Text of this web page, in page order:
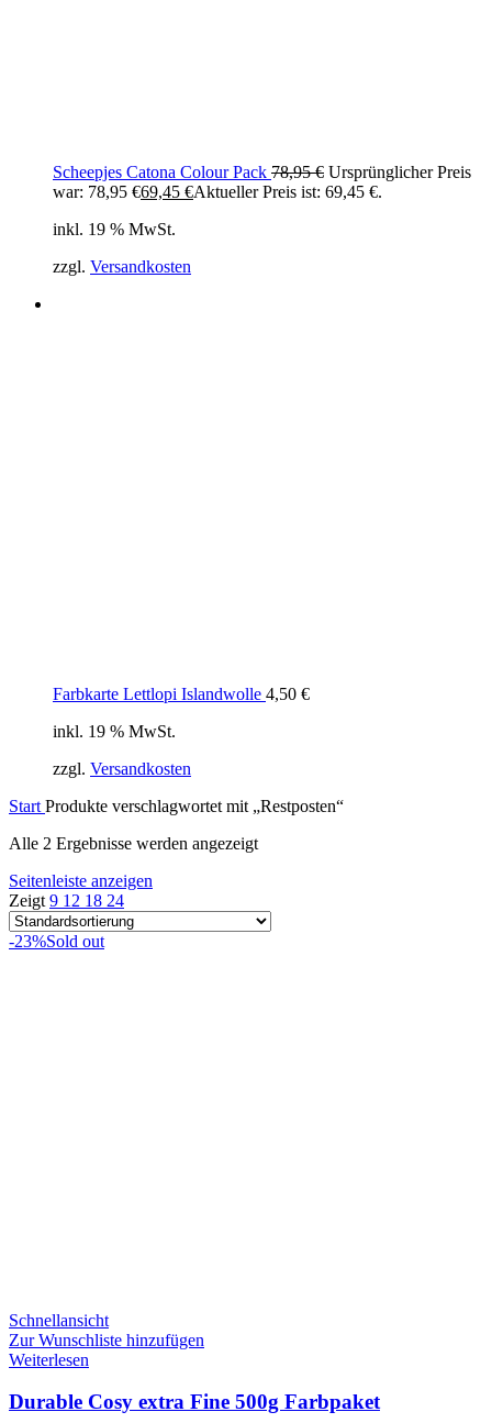
Scheepjes Catona Colour Pack 78,95€ Ursprünglicher Preis
war: 78,95 €69,45 €Aktueller Preis ist: 69,45 €.
inkl. 19 % MwSt.
zzgl. Versandkosten
Farbkarte Lettlopi Islandwolle 4,50 €
inkl. 19 % MwSt.
zzgl. Versandkosten
Start Produkte verschlagwortet mit „Restposten“
Alle 2 Ergebnisse werden angezeigt
Seitenleiste anzeigen
Zeigt 9 12 18 24
-23%Sold out
Schnellansicht
Zur Wunschliste hinzufügen
Weiterlesen
Durable Cosy extra Fine 500g Farbpaket